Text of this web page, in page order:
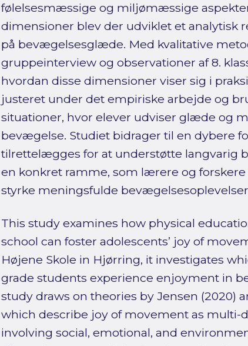
følelsesmæssige og miljømæssige
dimensioner blev der udviklet et analytisk
på bevægelsesglæde. Med kvalitative
gruppeinterview og observationer af 8.
hvordan disse dimensioner viser sig i
justeret under det empiriske arbejde og
situationer, hvor elever udviser glæde og
bevægelse. Studiet bidrager til en dybere
tilrettelægges for at understøtte langvarig
en konkret ramme, som lærere og
styrke meningsfulde
This study examines how physical
school can foster adolescents’ joy of
Højene Skole in Hjørring, it investigates
grade students experience enjoyment in
study draws on theories by Jensen (2020)
which describe joy of movement as
involving social, emotional, and